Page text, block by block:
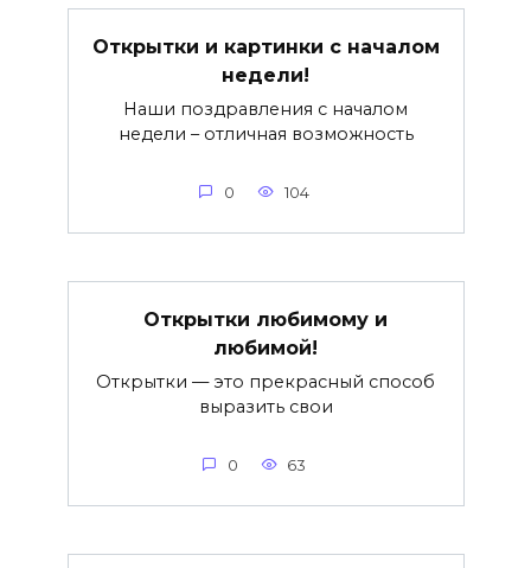
Открытки и картинки с началом
недели!
Наши поздравления с началом
недели – отличная возможность
0 104
Открытки любимому и
любимой!
Открытки — это прекрасный способ
выразить свои
0 63